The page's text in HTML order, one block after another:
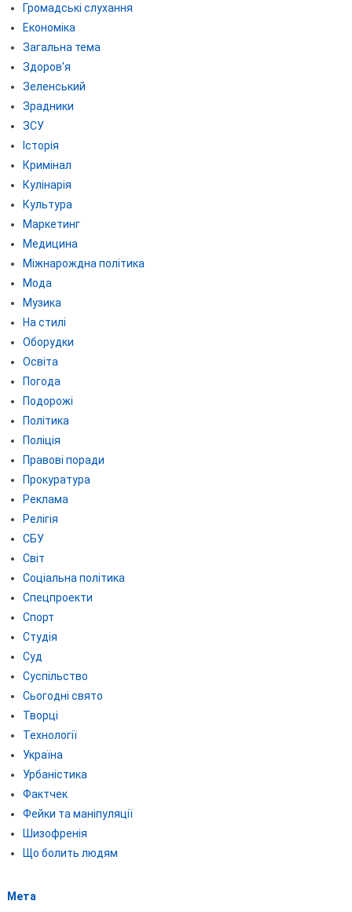
Громадські слухання
Економіка
Загальна тема
Здоров'я
Зеленський
Зрадники
ЗСУ
Історія
Кримінал
Кулінарія
Культура
Маркетинг
Медицина
Міжнарождна політика
Мода
Музика
На стилі
Оборудки
Освіта
Погода
Подорожі
Політика
Поліція
Правові поради
Прокуратура
Реклама
Релігія
СБУ
Світ
Соціальна політика
Спецпроекти
Спорт
Студія
Суд
Суспільство
Сьогодні свято
Творці
Технології
Україна
Урбаністика
Фактчек
Фейки та маніпуляції
Шизофренія
Що болить людям
Мета